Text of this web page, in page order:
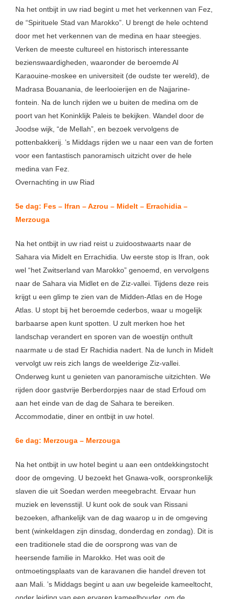
Na het ontbijt in uw riad begint u met het verkennen van Fez,
de “Spirituele Stad van Marokko”. U brengt de hele ochtend
door met het verkennen van de medina en haar steegjes.
Verken de meeste cultureel en historisch interessante
bezienswaardigheden, waaronder de beroemde Al
Karaouine-moskee en universiteit (de oudste ter wereld), de
Madrasa Bouanania, de leerlooierijen en de Najjarine-
fontein. Na de lunch rijden we u buiten de medina om de
poort van het Koninklijk Paleis te bekijken. Wandel door de
Joodse wijk, “de Mellah”, en bezoek vervolgens de
pottenbakkerij. ’s Middags rijden we u naar een van de forten
voor een fantastisch panoramisch uitzicht over de hele
medina van Fez.
Overnachting in uw Riad
5e dag: Fes – Ifran – Azrou – Midelt – Errachidia –
Merzouga
Na het ontbijt in uw riad reist u zuidoostwaarts naar de
Sahara via Midelt en Errachidia. Uw eerste stop is Ifran, ook
wel “het Zwitserland van Marokko” genoemd, en vervolgens
naar de Sahara via Midlet en de Ziz-vallei. Tijdens deze reis
krijgt u een glimp te zien van de Midden-Atlas en de Hoge
Atlas. U stopt bij het beroemde cederbos, waar u mogelijk
barbaarse apen kunt spotten. U zult merken hoe het
landschap verandert en sporen van de woestijn onthult
naarmate u de stad Er Rachidia nadert. Na de lunch in Midelt
vervolgt uw reis zich langs de weelderige Ziz-vallei.
Onderweg kunt u genieten van panoramische uitzichten. We
rijden door gastvrije Berberdorpjes naar de stad Erfoud om
aan het einde van de dag de Sahara te bereiken.
Accommodatie, diner en ontbijt in uw hotel.
6e dag: Merzouga – Merzouga
Na het ontbijt in uw hotel begint u aan een ontdekkingstocht
door de omgeving. U bezoekt het Gnawa-volk, oorspronkelijk
slaven die uit Soedan werden meegebracht. Ervaar hun
muziek en levensstijl. U kunt ook de souk van Rissani
bezoeken, afhankelijk van de dag waarop u in de omgeving
bent (winkeldagen zijn dinsdag, donderdag en zondag). Dit is
een traditionele stad die de oorsprong was van de
heersende familie in Marokko. Het was ooit de
ontmoetingsplaats van de karavanen die handel dreven tot
aan Mali. ’s Middags begint u aan uw begeleide kameeltocht,